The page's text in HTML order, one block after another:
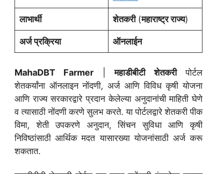
लाभार्थी शेतकरी(महाराष्ट्र राज्य)
अर्ज प्रक्रिया ऑनलाईन
MahaDBT Farmer |महाडीबीटी शेतकरीपोर्टल
शेतकर्यांना ऑनलाइन नोंदणी, अर्ज आणि विविध कृषी योजना
आणि राज्य सरकारद्वारे प्रदान केलेल्या अनुदानांची माहिती घेणे
व त्यासाठी नोंदणी करणे सुलभ करते. या पोर्टलद्वारे शेतकरी पीक
विमा, शेती उपकरणे अनुदान, सिंचन सुविधा आणि कृषी
निविष्ठांसाठी आर्थिक मदत यासारख्या योजनांसाठी अर्ज करू
शकतात.